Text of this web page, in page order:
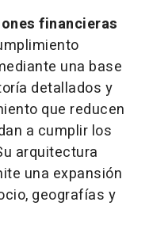
financieras
una base
detallados y
que reducen
a cumplir los
arquitectura
una expansión
geografías y